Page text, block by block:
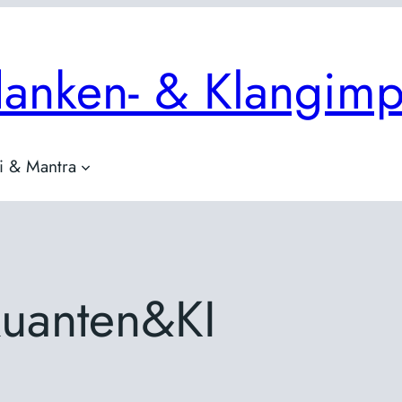
&
& Mantra